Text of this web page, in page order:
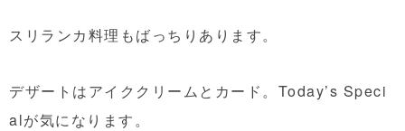
スリランカ料理もばっちりあります。
デザートはアイククリームとカード。Today’s Speci
alが気になります。